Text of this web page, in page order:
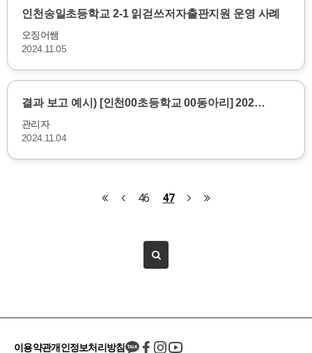
인천송일초등학교 2-1 읽걷쓰저자출판지원 운영 사례
오징어쌤
2024.11.05
결과 보고 예시) [인천00초등학교 00동아리] 202…
관리자
2024.11.04
46 47
이용약관개인정보처리방침